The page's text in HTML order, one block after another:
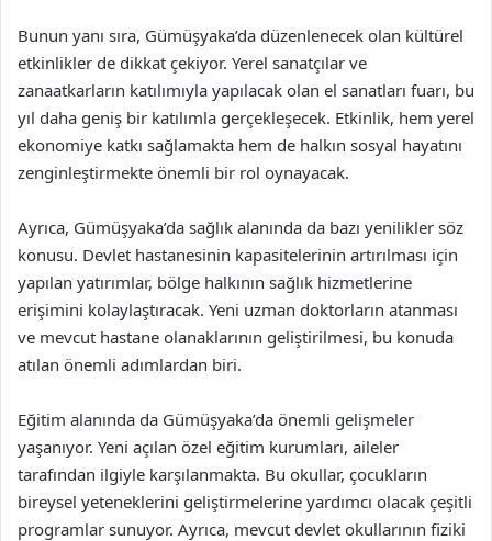
Bunun yanı sıra, Gümüşyaka’da düzenlenecek olan kültürel
etkinlikler de dikkat çekiyor. Yerel sanatçılar ve
zanaatkarların katılımıyla yapılacak olan el sanatları fuarı, bu
yıl daha geniş bir katılımla gerçekleşecek. Etkinlik, hem yerel
ekonomiye katkı sağlamakta hem de halkın sosyal hayatını
zenginleştirmekte önemli bir rol oynayacak.
Ayrıca, Gümüşyaka’da sağlık alanında da bazı yenilikler söz
konusu. Devlet hastanesinin kapasitelerinin artırılması için
yapılan yatırımlar, bölge halkının sağlık hizmetlerine
erişimini kolaylaştıracak. Yeni uzman doktorların atanması
ve mevcut hastane olanaklarının geliştirilmesi, bu konuda
atılan önemli adımlardan biri.
Eğitim alanında da Gümüşyaka’da önemli gelişmeler
yaşanıyor. Yeni açılan özel eğitim kurumları, aileler
tarafından ilgiyle karşılanmakta. Bu okullar, çocukların
bireysel yeteneklerini geliştirmelerine yardımcı olacak çeşitli
programlar sunuyor. Ayrıca, mevcut devlet okullarının fiziki